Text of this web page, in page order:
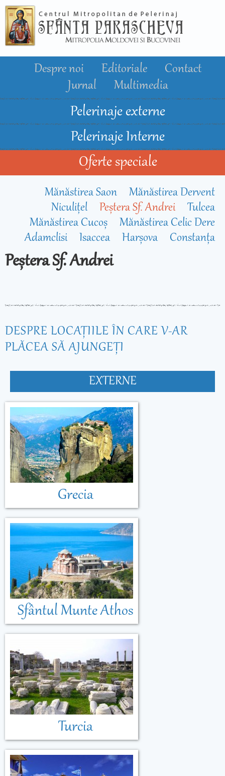
conţinutul
principal
Despre noi Editoriale
Contact
Jurnal
Multimedia
Pelerinaje externe
Pelerinaje Interne
Oferte speciale
Mănăstirea Saon
Mănăstirea Dervent
Niculițel
Peștera Sf. Andrei
Tulcea
Mănăstirea Cucoș
Mănăstirea Celic Dere
Adamclisi
Isaccea Harșova Constanța
Peștera Sf. Andrei
DESPRE LOCAŢIILE ÎN CARE V-AR
PLĂCEA SĂ AJUNGEŢI
EXTERNE
Grecia
Sfântul Munte Athos
Turcia